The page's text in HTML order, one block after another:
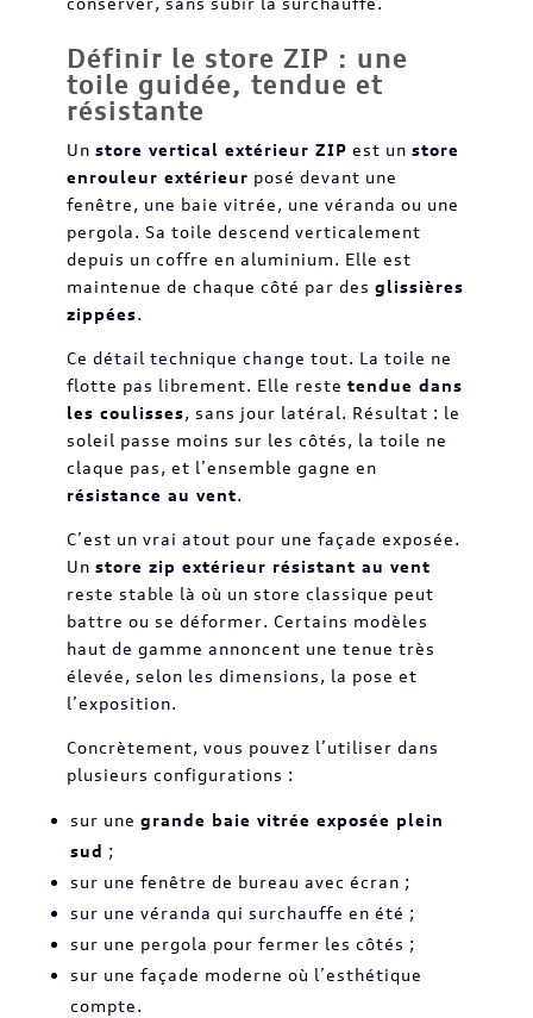
Définir le store ZIP : une
toile guidée, tendue et
résistante
Un store vertical extérieur ZIP est un store
enrouleur extérieur posé devant une
fenêtre, une baie vitrée, une véranda ou une
pergola. Sa toile descend verticalement
depuis un coffre en aluminium. Elle est
maintenue de chaque côté par des glissières
zippées.
Ce détail technique change tout. La toile ne
flotte pas librement. Elle reste tendue dans
les coulisses, sans jour latéral. Résultat : le
soleil passe moins sur les côtés, la toile ne
claque pas, et l’ensemble gagne en
résistance au vent.
C’est un vrai atout pour une façade exposée.
Un store zip extérieur résistant au vent
reste stable là où un store classique peut
battre ou se déformer. Certains modèles
haut de gamme annoncent une tenue très
élevée, selon les dimensions, la pose et
l’exposition.
Concrètement, vous pouvez l’utiliser dans
plusieurs configurations :
sur une grande baie vitrée exposée plein
sud ;
sur une fenêtre de bureau avec écran ;
sur une véranda qui surchauffe en été ;
sur une pergola pour fermer les côtés ;
sur une façade moderne où l’esthétique
compte.